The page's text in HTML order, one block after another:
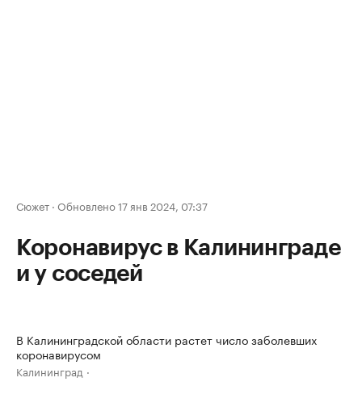
Сюжет · Обновлено 17 янв 2024, 07:37
Коронавирус в Калининграде
и у соседей
В Калининградской области растет число заболевших
коронавирусом
Калининград